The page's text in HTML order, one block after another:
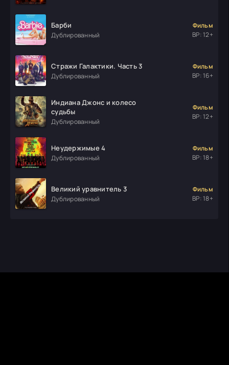
Барби
Дублированный
Фильм
ВР: 12+
Стражи Галактики. Часть 3
Дублированный
Фильм
ВР: 16+
Индиана Джонс и колесо
судьбы
Дублированный
Фильм
ВР: 12+
Неудержимые 4
Дублированный
Фильм
ВР: 18+
Великий уравнитель 3
Дублированный
Фильм
ВР: 18+